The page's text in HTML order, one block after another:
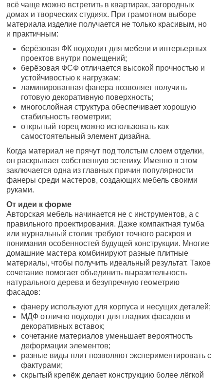
всё чаще можно встретить в квартирах, загородных
домах и творческих студиях. При грамотном выборе
материала изделие получается не только красивым, но
и практичным:
берёзовая ФК подходит для мебели и интерьерных
проектов внутри помещений;
берёзовая ФСФ отличается высокой прочностью и
устойчивостью к нагрузкам;
ламинированная фанера позволяет получить
готовую декоративную поверхность;
многослойная структура обеспечивает хорошую
стабильность геометрии;
открытый торец можно использовать как
самостоятельный элемент дизайна.
Когда материал не прячут под толстым слоем отделки,
он раскрывает собственную эстетику. Именно в этом
заключается одна из главных причин популярности
фанеры среди мастеров, создающих мебель своими
руками.
От идеи к форме
Авторская мебель начинается не с инструментов, а с
правильного проектирования. Даже компактная тумба
или журнальный столик требуют точного раскроя и
понимания особенностей будущей конструкции. Многие
домашние мастера комбинируют разные плитные
материалы, чтобы получить идеальный результат. Такое
сочетание помогает объединить выразительность
натурального дерева и безупречную геометрию
фасадов:
фанеру используют для корпуса и несущих деталей;
МДФ отлично подходит для гладких фасадов и
декоративных вставок;
сочетание материалов уменьшает вероятность
деформации элементов;
разные виды плит позволяют экспериментировать с
фактурами;
скрытый крепёж делает конструкцию более лёгкой